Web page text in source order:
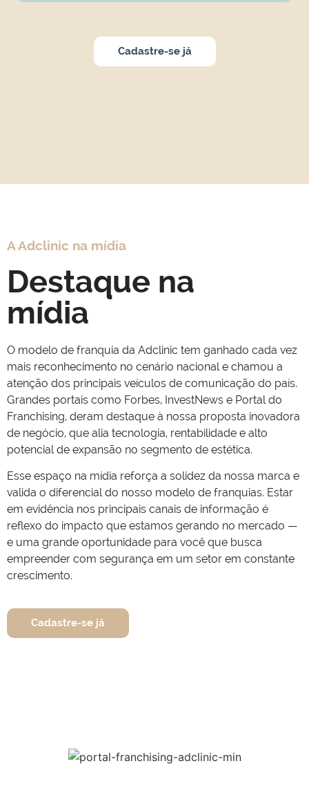
Cadastre-se já
A Adclinic na mídia
Destaque na
mídia
O modelo de franquia da Adclinic tem ganhado cada vez
mais reconhecimento no cenário nacional e chamou a
atenção dos principais veículos de comunicação do país.
Grandes portais como Forbes, InvestNews e Portal do
Franchising, deram destaque à nossa proposta inovadora
de negócio, que alia tecnologia, rentabilidade e alto
potencial de expansão no segmento de estética.
Esse espaço na mídia reforça a solidez da nossa marca e
valida o diferencial do nosso modelo de franquias. Estar
em evidência nos principais canais de informação é
reflexo do impacto que estamos gerando no mercado —
e uma grande oportunidade para você que busca
empreender com segurança em um setor em constante
crescimento.
Cadastre-se já